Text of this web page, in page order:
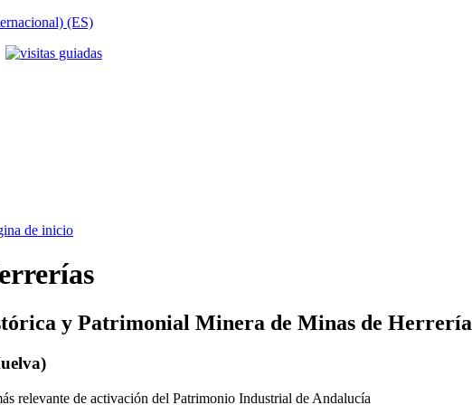
y Patrimonial Minera de Minas de